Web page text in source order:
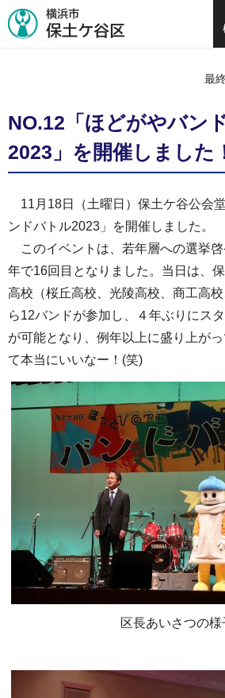
最
NO.12「ほどがやバン
2023」を開催しました
11月18日（土曜日）保土ケ谷公会
ンドバトル2023」を開催しました。
このイベントは、若年層への選挙
年で16回目となりました。当日は、
高校（桜丘高校、光陵高校、商工高
ら12バンドが参加し、４年ぶりにス
が可能となり、例年以上に盛り上が
て本当にいいなー！(笑)
区長あいさつの様